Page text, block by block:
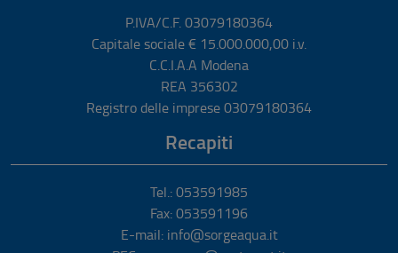
P.IVA/C.F. 03079180364
Capitale sociale € 15.000.000,00 i.v.
C.C.I.A.A Modena
REA 356302
Registro delle imprese 03079180364
Recapiti
Tel.: 053591985
Fax: 053591196
E-mail: info@sorgeaqua.it